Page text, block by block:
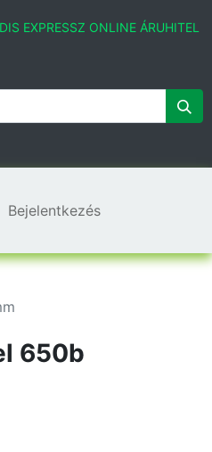
EXPRESSZ ONLINE ÁRUHITEL
Bejelentkezés
650b